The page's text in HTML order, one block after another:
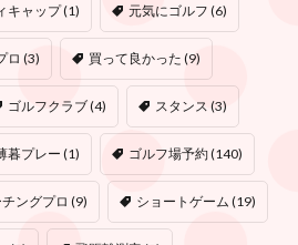
キャップ(1) 元気にゴルフ (6)
ロ (3) 買って良かった (9)
ゴルフクラブ(4) スタンス (3)
暮プレー(1) ゴルフ場予約(140)
ングプロ (9) ショートゲーム (19)